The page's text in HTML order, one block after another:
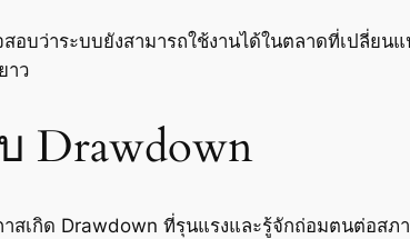
อบว่าระบบยังสามารถใช้งานได้ในตลาดที่เปลี่ยน
าว
Drawdown
าสเกิด Drawdown ที่รุนแรงและรู้จักถ่อมตนต่อสภ